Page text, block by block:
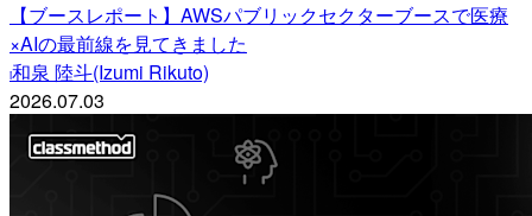
【ブースレポート】AWSパブリックセクターブースで医療
×AIの最前線を見てきました
i和泉 陸斗(Izumi Rikuto)
2026.07.03